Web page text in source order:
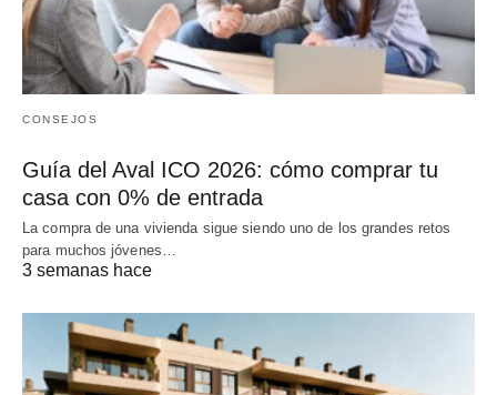
CONSEJOS
Guía del Aval ICO 2026: cómo comprar tu
casa con 0% de entrada
La compra de una vivienda sigue siendo uno de los grandes retos
para muchos jóvenes…
3 semanas hace